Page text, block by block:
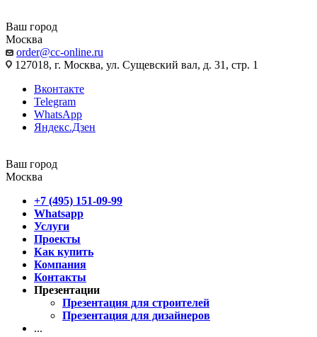
Ваш город
Москва
order@cc-online.ru
127018, г. Москва, ул. Сущевский вал, д. 31, стр. 1
Вконтакте
Telegram
WhatsApp
Яндекс.Дзен
Ваш город
Москва
+7 (495) 151-09-99
Whatsapp
Услуги
Проекты
Как купить
Компания
Контакты
Презентации
Презентация для строителей
Презентация для дизайнеров
...